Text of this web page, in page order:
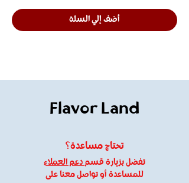
أضف إلي السلة
Flavor Land
تحتاج مساعدة؟
تفضل بزيارة قسم دعم العملاء
للمساعدة أو تواصل معنا على